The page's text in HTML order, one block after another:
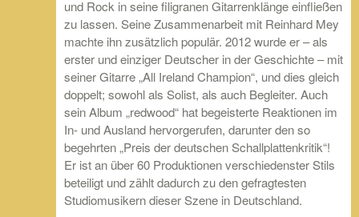
und Rock in seine filigranen Gitarrenklänge einfließen
zu lassen. Seine Zusammenarbeit mit Reinhard Mey
machte ihn zusätzlich populär. 2012 wurde er – als
erster und einziger Deutscher in der Geschichte – mit
seiner Gitarre „All Ireland Champion“, und dies gleich
doppelt; sowohl als Solist, als auch Begleiter. Auch
sein Album „redwood“ hat begeisterte Reaktionen im
In- und Ausland hervorgerufen, darunter den so
begehrten „Preis der deutschen Schallplattenkritik“!
Er ist an über 60 Produktionen verschiedenster Stils
beteiligt und zählt dadurch zu den gefragtesten
Studiomusikern dieser Szene in Deutschland.